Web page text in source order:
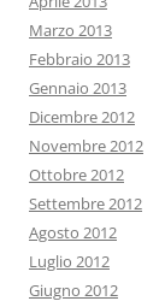
Marzo 2013
Febbraio 2013
Gennaio 2013
Dicembre 2012
Novembre 2012
Ottobre 2012
Settembre 2012
Agosto 2012
Luglio 2012
Giugno 2012